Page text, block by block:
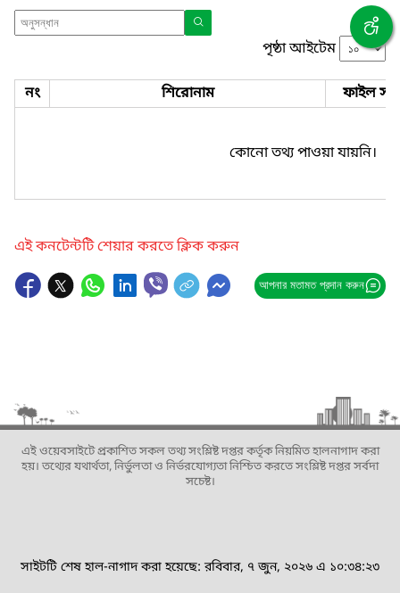
পৃষ্ঠা আইটেম
নং শিরোনাম ফাইল
কোনো তথ্য পাওয়া যায়নি।
এই কনটেন্টটি শেয়ার করতে ক্লিক করুন
আপনার মতামত প্রদান করুন
এই ওয়েবসাইটে প্রকাশিত সকল তথ্য সংশ্লিষ্ট দপ্তর কর্তৃক নিয়মিত হালনাগাদ করা
হয়। তথ্যের যথার্থতা, নির্ভুলতা ও নির্ভরযোগ্যতা নিশ্চিত করতে সংশ্লিষ্ট দপ্তর সর্বদা
সচেষ্ট।
সাইটটি শেষ হাল-নাগাদ করা হয়েছে: রবিবার, ৭ জুন, ২০২৬ এ ১০:৩৪:২৩